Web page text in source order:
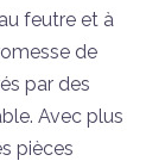
feutre et à
de
par des
Avec plus
pièces